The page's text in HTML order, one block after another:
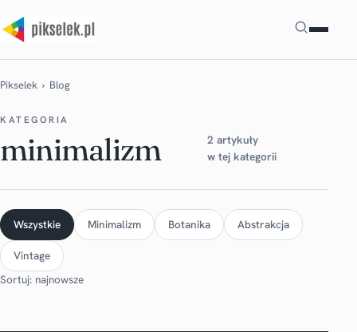
Szukaj
Pikselek › Blog
KATEGORIA
minimalizm
2 artykuły
w tej kategorii
Wszystkie Minimalizm Botanika Abstrakcja
Vintage
Sortuj: najnowsze